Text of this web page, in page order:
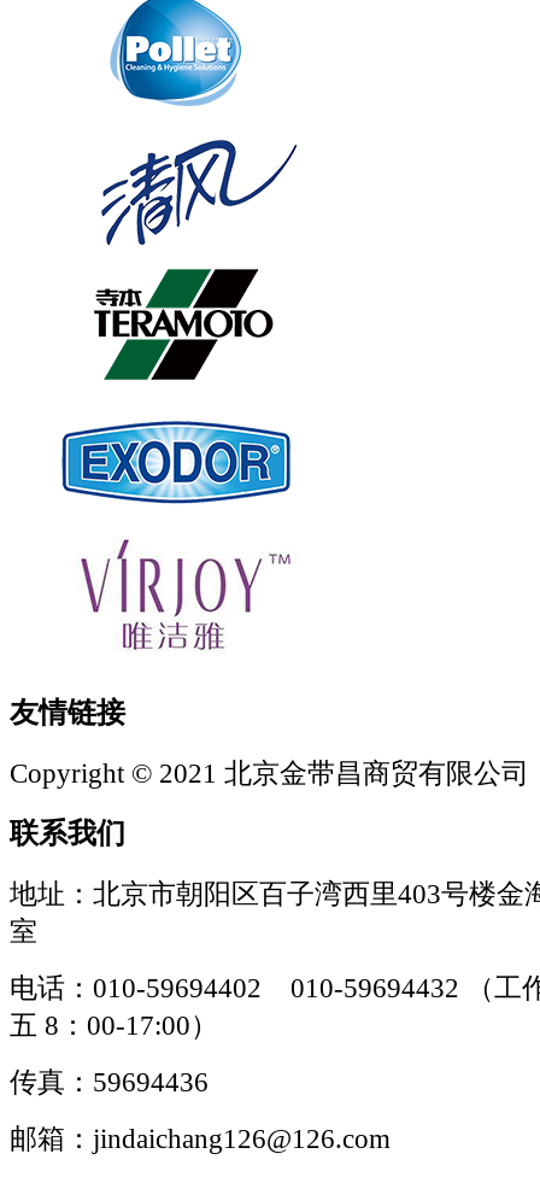
友情链接
Copyright © 2021 北京金带昌商贸有限公司
联系我们
地址：北京市朝阳区百子湾西里403号楼金
室
电话：010-59694402 010-59694432 （工
五 8：00-17:00）
传真：59694436
邮箱：jindaichang126@126.com